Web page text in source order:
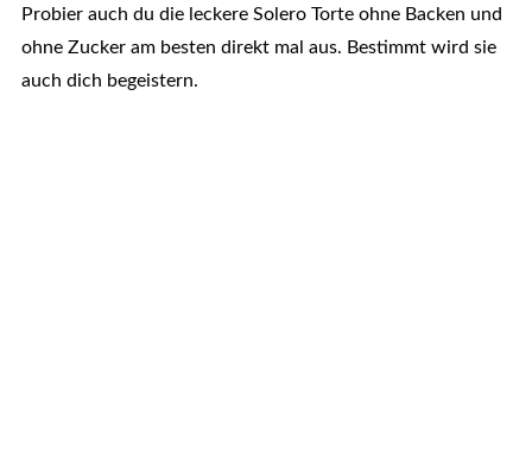
Probier auch du die leckere Solero Torte ohne Backen und
ohne Zucker am besten direkt mal aus. Bestimmt wird sie
auch dich begeistern.